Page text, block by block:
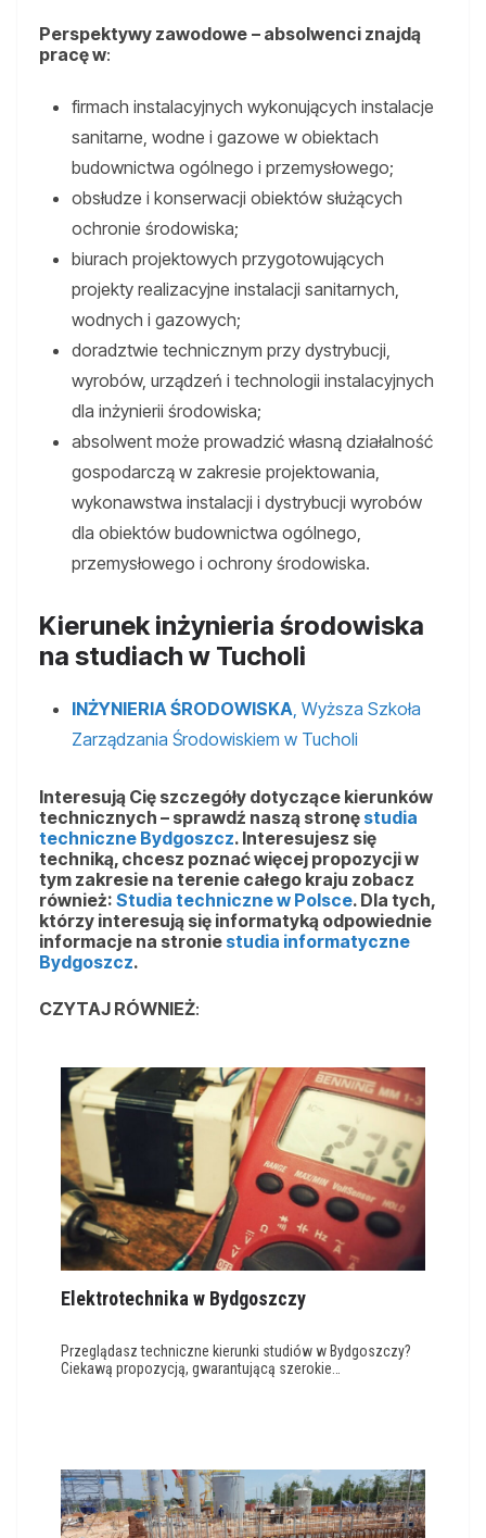
Perspektywy zawodowe – absolwenci znajdą
pracę w:
firmach instalacyjnych wykonujących instalacje
sanitarne, wodne i gazowe w obiektach
budownictwa ogólnego i przemysłowego;
obsłudze i konserwacji obiektów służących
ochronie środowiska;
biurach projektowych przygotowujących
projekty realizacyjne instalacji sanitarnych,
wodnych i gazowych;
doradztwie technicznym przy dystrybucji,
wyrobów, urządzeń i technologii instalacyjnych
dla inżynierii środowiska;
absolwent może prowadzić własną działalność
gospodarczą w zakresie projektowania,
wykonawstwa instalacji i dystrybucji wyrobów
dla obiektów budownictwa ogólnego,
przemysłowego i ochrony środowiska.
Kierunek inżynieria środowiska
na studiach w Tucholi
INŻYNIERIA ŚRODOWISKA, Wyższa Szkoła
Zarządzania Środowiskiem w Tucholi
Interesują Cię szczegóły dotyczące kierunków
technicznych – sprawdź naszą stronę studia
techniczne Bydgoszcz. Interesujesz się
techniką, chcesz poznać więcej propozycji w
tym zakresie na terenie całego kraju zobacz
również: Studia techniczne w Polsce. Dla tych,
którzy interesują się informatyką odpowiednie
informacje na stronie studia informatyczne
Bydgoszcz.
CZYTAJ RÓWNIEŻ:
Elektrotechnika w Bydgoszczy
Przeglądasz techniczne kierunki studiów w Bydgoszczy?
Ciekawą propozycją, gwarantującą szerokie…